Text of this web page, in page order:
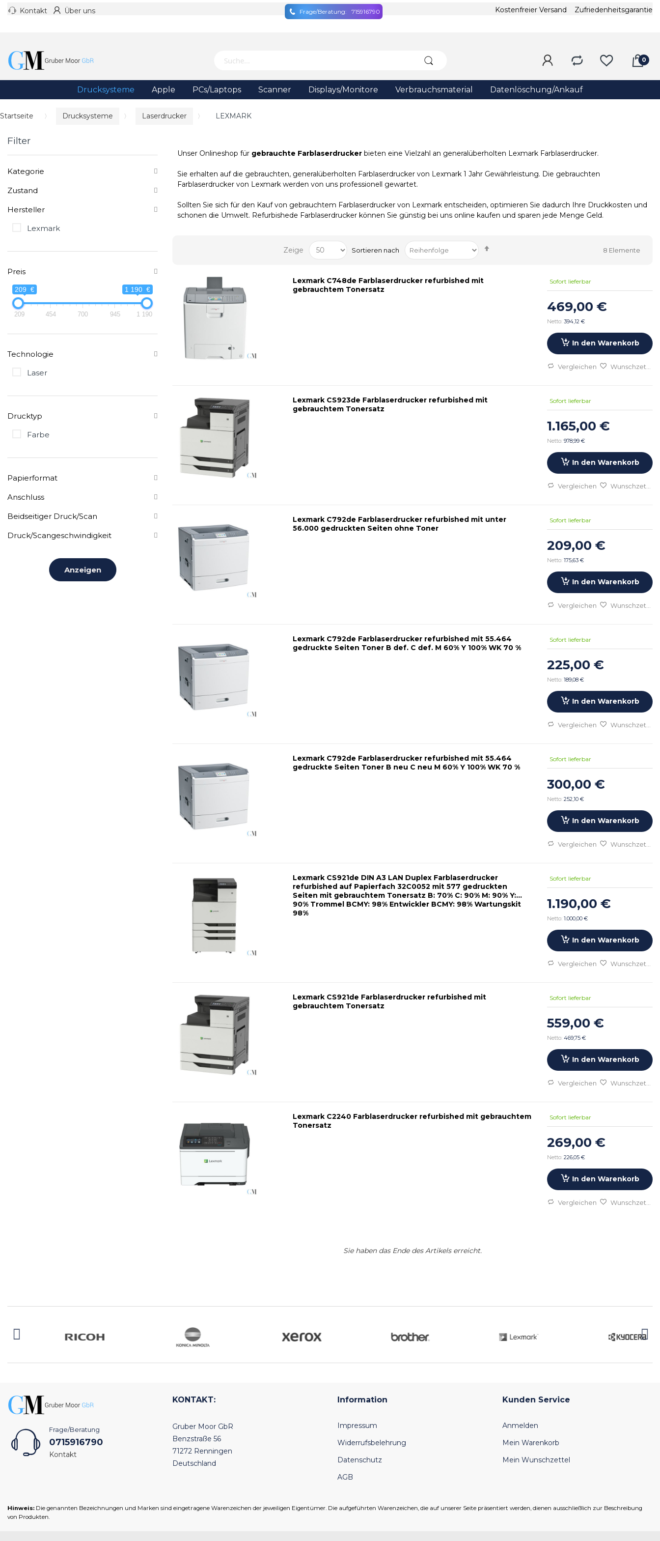
Kontakt Über uns Frage/Beratung: 715916790 Kostenfreier Versand Zufriedenheitsgarantie
Drucksysteme Apple PCs/Laptops Scanner Displays/Monitore Verbrauchsmaterial Datenlöschung/Ankauf
Startseite Drucksysteme Laserdrucker LEXMARK
Unser Onlineshop für gebrauchte Farblaserdrucker bieten eine Vielzahl an generalüberholten Lexmark Farblaserdrucker.
Sie erhalten auf die gebrauchten, generalüberholten Farblaserdrucker von Lexmark 1 Jahr Gewährleistung. Die gebrauchten
Farblaserdrucker von Lexmark werden von uns professionell gewartet.
Sollten Sie sich für den Kauf von gebrauchtem Farblaserdrucker von Lexmark entscheiden, optimieren Sie dadurch Ihre Druckkosten und
schonen die Umwelt. Refurbishede Farblaserdrucker können Sie günstig bei uns online kaufen und sparen jede Menge Geld.
8 Elemente
Zeige Sortieren nach
Lexmark C748de Farblaserdrucker refurbished mit
gebrauchtem Tonersatz
Sofort lieferbar
469,00 €
394,12 €
In den Warenkorb
Wunschzettel
Vergleichen
Lexmark CS923de Farblaserdrucker refurbished mit
gebrauchtem Tonersatz
Sofort lieferbar
1.165,00 €
978,99 €
In den Warenkorb
Wunschzettel
Vergleichen
Lexmark C792de Farblaserdrucker refurbished mit unter
56.000 gedruckten Seiten ohne Toner
Sofort lieferbar
209,00 €
175,63 €
In den Warenkorb
Wunschzettel
Vergleichen
Lexmark C792de Farblaserdrucker refurbished mit 55.464
gedruckte Seiten Toner B def. C def. M 60% Y 100% WK 70 %
Sofort lieferbar
225,00 €
189,08 €
In den Warenkorb
Wunschzettel
Vergleichen
Lexmark C792de Farblaserdrucker refurbished mit 55.464
gedruckte Seiten Toner B neu C neu M 60% Y 100% WK 70 %
Sofort lieferbar
300,00 €
252,10 €
In den Warenkorb
Wunschzettel
Vergleichen
Lexmark CS921de DIN A3 LAN Duplex Farblaserdrucker
refurbished auf Papierfach 32C0052 mit 577 gedruckten
Seiten mit gebrauchtem Tonersatz B: 70% C: 90% M: 90% Y:
90% Trommel BCMY: 98% Entwickler BCMY: 98% Wartungskit
98%
Sofort lieferbar
1.190,00 €
1.000,00 €
In den Warenkorb
Wunschzettel
Vergleichen
Lexmark CS921de Farblaserdrucker refurbished mit
gebrauchtem Tonersatz
Sofort lieferbar
559,00 €
469,75 €
In den Warenkorb
Wunschzettel
Vergleichen
Lexmark C2240 Farblaserdrucker refurbished mit gebrauchtem
Tonersatz
Sofort lieferbar
269,00 €
226,05 €
In den Warenkorb
Wunschzettel
Vergleichen
Sie haben das Ende des Artikels erreicht.
Filter
Kategorie
Zustand
Hersteller
Lexmark
Preis
209 € 1 190 €
209 454 700 945 1 190
Technologie
Laser
Drucktyp
Farbe
Papierformat
Anschluss
Beidseitiger Druck/Scan
Druck/Scangeschwindigkeit
Anzeigen
Frage/Beratung
0715916790
Kontakt
KONTAKT:
Gruber Moor GbR
Benzstraße 56
71272 Renningen
Deutschland
Information
Impressum
Widerrufsbelehrung
Datenschutz
AGB
Kunden Service
Anmelden
Mein Warenkorb
Mein Wunschzettel
Hinweis: Die genannten Bezeichnungen und Marken sind eingetragene Warenzeichen der jeweiligen Eigentümer. Die aufgeführten Warenzeichen, die auf unserer Seite präsentiert werden, dienen ausschließlich zur Beschreibung
von Produkten.